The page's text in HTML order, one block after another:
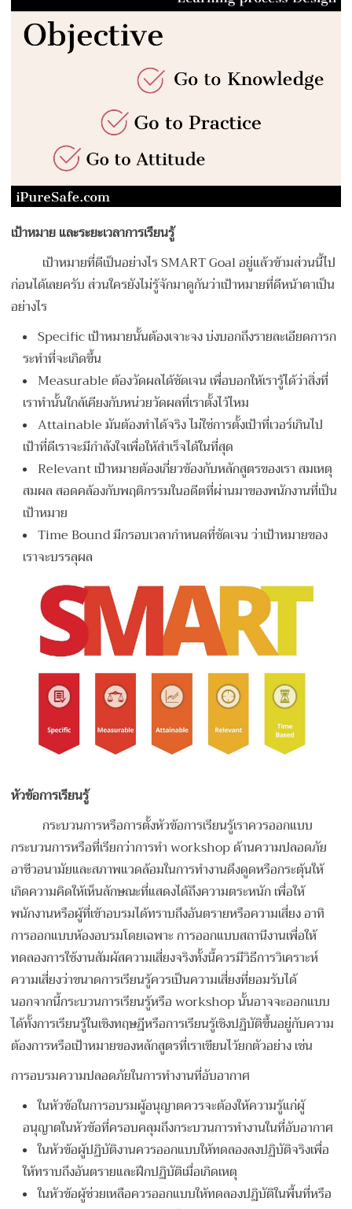
เป้าหมาย และระยะเวลาการเรียนรู้
เป้าหมายที่ดีเป็นอย่างไร SMART Goal อยู่แล้วข้ามส่วนนี้ไป
ก่อนได้เลยครับ ส่วนใครยังไม่รู้จักมาดูกันว่าเป้าหมายที่ดีหน้าตาเป็น
อย่างไร
Specific เป้าหมายนั้นต้องเจาะจง บ่งบอกถึงรายละเอียดการก
ระทำที่จะเกิดขึ้น
Measurable ต้องวัดผลได้ชัดเจน เพื่อบอกให้เรารู้ได้ว่าสิ่งที่
เราทำนั้นใกล้เคียงกับหน่วยวัดผลที่เราตั้งไว้ไหม
Attainable มันต้องทำได้จริง ไม่ใช่การตั้งเป้าที่เวอร์เกินไป
เป้าที่ดีเราจะมีกำลังใจเพื่อให้สำเร็จได้ในที่สุด
Relevant เป้าหมายต้องเกี่ยวข้องกับหลักสูตรของเรา สมเหตุ
สมผล สอดคล้องกับพฤติกรรมในอดีตที่ผ่านมาของพนักงานที่เป็น
เป้าหมาย
Time Bound มีกรอบเวลากำหนดที่ชัดเจน ว่าเป้าหมายของ
เราจะบรรลุผล
หัวข้อการเรียนรู้
กระบวนการหรือการตั้งหัวข้อการเรียนรู้เราควรออกแบบ
กระบวนการหรือที่เรียกว่าการทำ workshop ด้านความปลอดภัย
อาชีวอนามัยและสภาพแวดล้อมในการทำงานดึงดูดหรือกระตุ้นให้
เกิดความคิดให้เห็นลักษณะที่แสดงได้ถึงความตระหนัก เพื่อให้
พนักงานหรือผู้ที่เข้าอบรมได้ทราบถึงอันตรายหรือความเสี่ยง อาทิ
การออกแบบห้องอบรมโดยเฉพาะ การออกแบบสถานีงานเพื่อให้
ทดลองการใช้งานสัมผัสความเสี่ยงจริงทั้งนี้ควรมีวิธีการวิเคราะห์
ความเสี่ยงว่าขนาดการเรียนรู้ควรเป็นความเสี่ยงที่ยอมรับได้
นอกจากนี้กระบวนการเรียนรู้หรือ workshop นั้นอาจจะออกแบบ
ได้ทั้งการเรียนรู้ในเชิงทฤษฎีหรือการเรียนรู้เชิงปฏิบัติขึ้นอยู่กับความ
ต้องการหรือเป้าหมายของหลักสูตรที่เราเขียนไว้ยกตัวอย่าง เช่น
การอบรมความปลอดภัยในการทำงานที่อับอากาศ
ในหัวข้อในการอบรมผู้อนุญาตควรจะต้องให้ความรู้แก่ผู้
อนุญาตในหัวข้อที่ครอบคลุมถึงกระบวนการทำงานในที่อับอากาศ
ในหัวข้อผู้ปฏิบัติงานควรออกแบบให้ทดลองลงปฏิบัติจริงเพื่อ
ให้ทราบถึงอันตรายและฝึกปฏิบัติเมื่อเกิดเหตุ
ในหัวข้อผู้ช่วยเหลือควรออกแบบให้ทดลองปฏิบัติในพื้นที่หรือ